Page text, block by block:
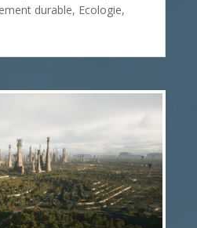
durable, Ecologie,